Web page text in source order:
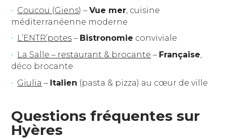
Coucou (Giens) –Vue mer, cuisine
méditerranéenne moderne
L’ENTR’potes – Bistronomie conviviale
La Salle – restaurant & brocante – Française,
déco brocante
Giulia – Italien (pasta & pizza) au cœur de ville
Questions fréquentes sur
Hyères